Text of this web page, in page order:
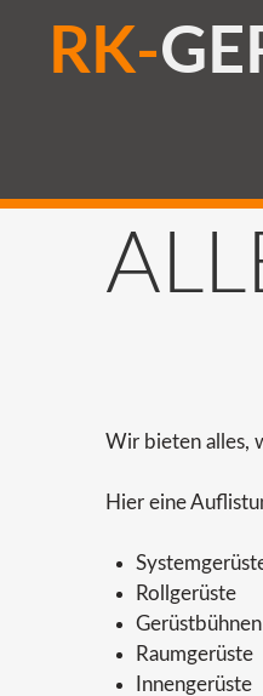
R K-G E
Wir bieten alles,
Hier eine
Rollgerüste
Gerüstbühnen
Raumgerüste
Innengerüste